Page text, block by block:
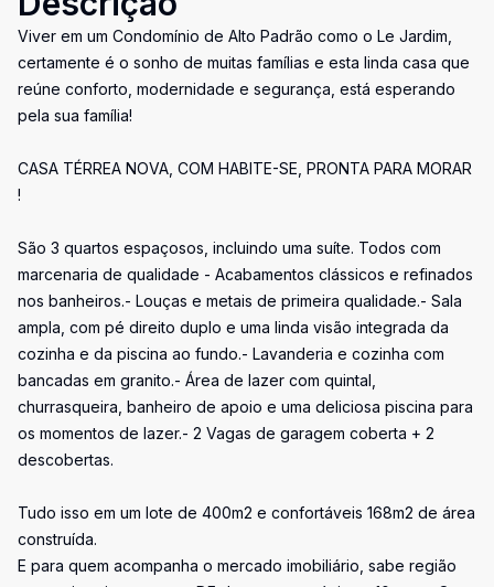
Viver em um Condomínio de Alto Padrão como o Le Jardim,
certamente é o sonho de muitas famílias e esta linda casa que
reúne conforto, modernidade e segurança, está esperando
pela sua família!
CASA TÉRREA NOVA, COM HABITE-SE, PRONTA PARA MORAR
!
São 3 quartos espaçosos, incluindo uma suíte. Todos com
marcenaria de qualidade - Acabamentos clássicos e refinados
nos banheiros.- Louças e metais de primeira qualidade.- Sala
ampla, com pé direito duplo e uma linda visão integrada da
cozinha e da piscina ao fundo.- Lavanderia e cozinha com
bancadas em granito.- Área de lazer com quintal,
churrasqueira, banheiro de apoio e uma deliciosa piscina para
os momentos de lazer.- 2 Vagas de garagem coberta + 2
descobertas.
Tudo isso em um lote de 400m2 e confortáveis 168m2 de área
construída.
E para quem acompanha o mercado imobiliário, sabe região